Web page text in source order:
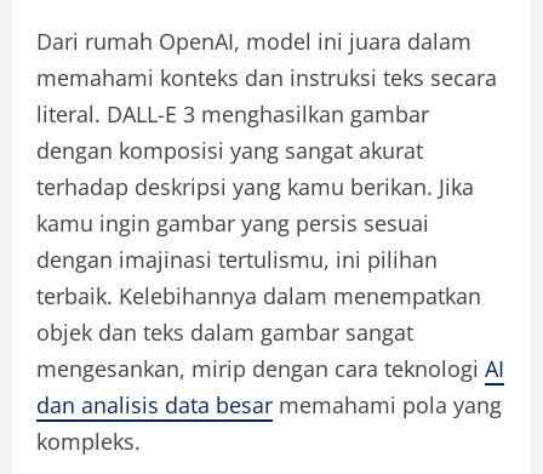
Dari rumah OpenAI, model ini juara dalam
memahami konteks dan instruksi teks secara
literal. DALL-E 3 menghasilkan gambar
dengan komposisi yang sangat akurat
terhadap deskripsi yang kamu berikan. Jika
kamu ingin gambar yang persis sesuai
dengan imajinasi tertulismu, ini pilihan
terbaik. Kelebihannya dalam menempatkan
objek dan teks dalam gambar sangat
mengesankan, mirip dengan cara teknologi AI
dan analisis data besar memahami pola yang
kompleks.